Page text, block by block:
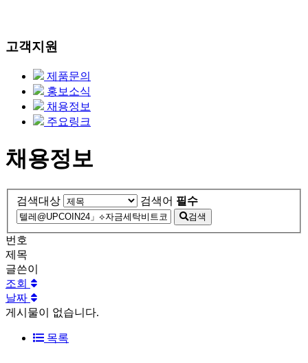
고객지원
제품문의
홍보소식
채용정보
주요링크
채용정보
검색대상 검색어 필수
검색
번호
제목
글쓴이
조회
날짜
게시물이 없습니다.
목록